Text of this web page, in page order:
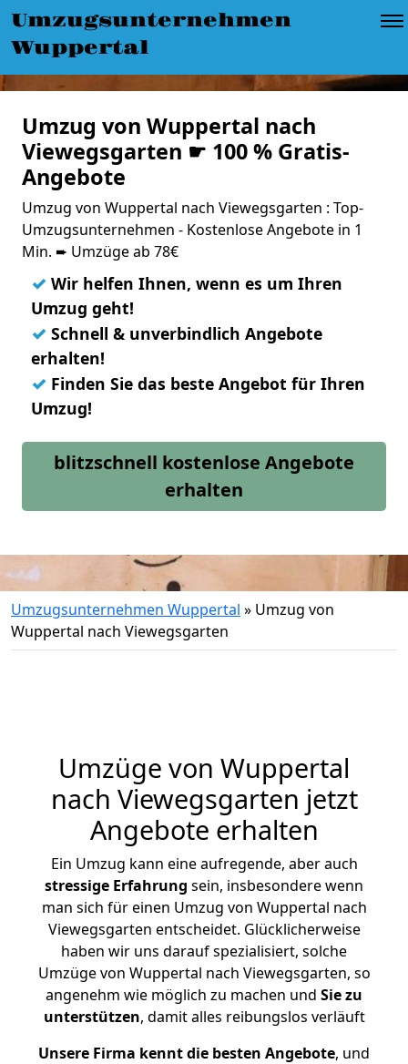
Umzugsunternehmen
Wuppertal
Umzug von Wuppertal nach
Viewegsgarten ☛ 100 % Gratis-
Angebote
Umzug von Wuppertal nach Viewegsgarten : Top-
Umzugsunternehmen - Kostenlose Angebote in 1
Min. ➨ Umzüge ab 78€
✓ Wir helfen Ihnen, wenn es um Ihren
Umzug geht!
✓ Schnell & unverbindlich Angebote
erhalten!
✓ Finden Sie das beste Angebot für Ihren
Umzug!
blitzschnell kostenlose Angebote
erhalten
Umzugsunternehmen Wuppertal » Umzug von
Wuppertal nach Viewegsgarten
Umzüge von Wuppertal
nach Viewegsgarten jetzt
Angebote erhalten
Ein Umzug kann eine aufregende, aber auch
stressige Erfahrung sein, insbesondere wenn
man sich für einen Umzug von Wuppertal nach
Viewegsgarten entscheidet. Glücklicherweise
haben wir uns darauf spezialisiert, solche
Umzüge von Wuppertal nach Viewegsgarten, so
angenehm wie möglich zu machen und Sie zu
unterstützen, damit alles reibungslos verläuft
Unsere Firma kennt die besten Angebote, und